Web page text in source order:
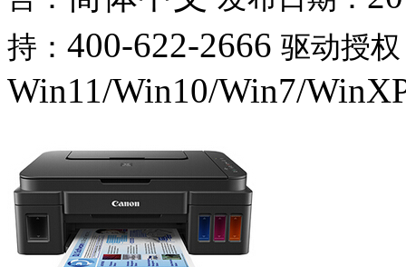
持： 400-622-2666 驱动授
Win11/Win10/Win7/